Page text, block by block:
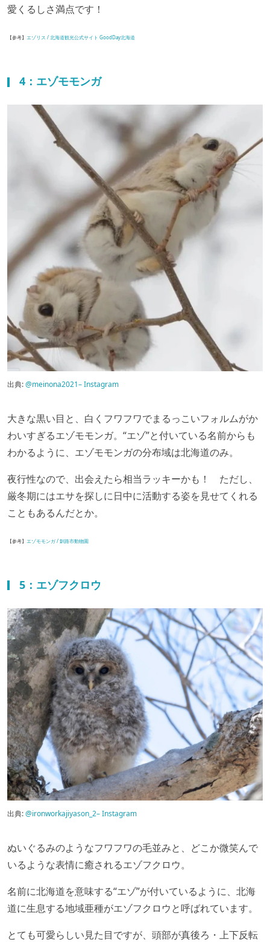
愛くるしさ満点です！
【参考】 エゾリス / 北海道観光公式サイト GoodDay北海道
4：エゾモモンガ
出典:@meinona2021– Instagram
大きな黒い目と、白くフワフワでまるっこいフォルムがか
わいすぎるエゾモモンガ。“エゾ”と付いている名前からも
わかるように、エゾモモンガの分布域は北海道のみ。
夜行性なので、出会えたら相当ラッキーかも！ ただし、
厳冬期にはエサを探しに日中に活動する姿を見せてくれる
こともあるんだとか。
【参考】 エゾモモンガ / 釧路市動物園
5：エゾフクロウ
出典:@ironworkajiyason_2– Instagram
ぬいぐるみのようなフワフワの毛並みと、どこか微笑んで
いるような表情に癒されるエゾフクロウ。
名前に北海道を意味する“エゾ”が付いているように、北海
道に生息する地域亜種がエゾフクロウと呼ばれています。
とても可愛らしい見た目ですが、頭部が真後ろ・上下反転